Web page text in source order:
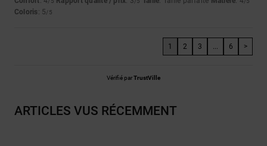
Coloris: 5/5
1 2 3 ... 6 >
Vérifié parTrustVille
ARTICLES VUS RÉCEMMENT